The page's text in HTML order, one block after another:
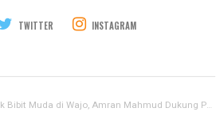
TWITTER INSTAGRAM
Muda di Wajo, Amran Mahmud Dukung Program Pelatihan Atlit Muda Bulutangkis